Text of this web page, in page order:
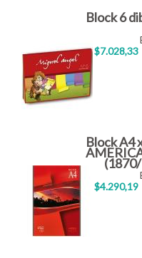
Block 6
$7.028,33
Block A4
$4.290,19